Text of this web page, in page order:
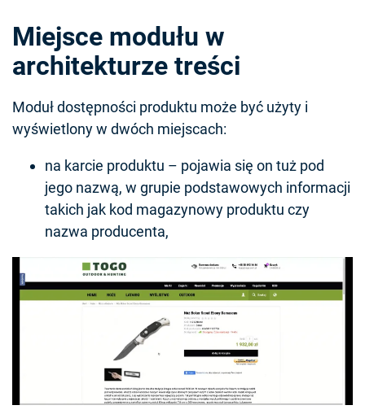
Miejsce modułu w
architekturze treści
Moduł dostępności produktu może być użyty i
wyświetlony w dwóch miejscach:
na karcie produktu – pojawia się on tuż pod
jego nazwą, w grupie podstawowych informacji
takich jak kod magazynowy produktu czy
nazwa producenta,